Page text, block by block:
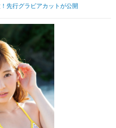
その他
先行グラビアカットが公開